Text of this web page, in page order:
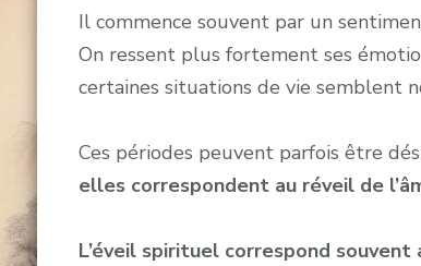
Il commence souvent par un
On ressent plus fortement ses
certaines situations de vie semblent
Ces périodes peuvent parfois être
elles correspondent au réveil de
L’éveil spirituel correspond souvent